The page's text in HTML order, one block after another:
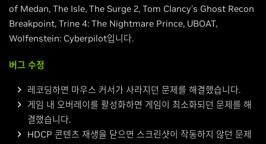
of Medan, The Isle, The Surge 2, Tom Clancy’s Ghost Recon
Breakpoint, Trine 4: The Nightmare Prince, UBOAT,
Wolfenstein: Cyberpilot입니다.
버그 수정
레코딩하면 마우스 커서가 사라지던 문제를 해결했습니다.
게임 내 오버레이를 활성화하면 게임이 최소화되던 문제를 해
결했습니다.
HDCP 콘텐츠 재생을 닫으면 스크린샷이 작동하지 않던 문제